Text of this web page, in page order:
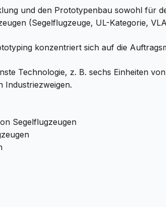
und den Prototypenbau sowohl für
(Segelflugzeuge, UL-Kategorie,
konzentriert sich auf die
Technologie, z. B. sechs Einheiten
Industriezweigen.
Segelflugzeugen